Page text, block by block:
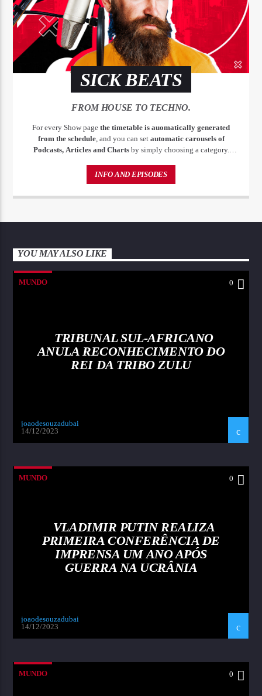
SICK BEATS
FROM HOUSE TO TECHNO.
For every Show page the timetable is auomatically generated
from the schedule, and you can set automatic carousels of
Podcasts, Articles and Chartsby simply choosing a category.
pellentesque varius mauris. Sed eu congue nulla, et tincidunt justo.
Aliquam semper faucibus odio id varius. Suspendisse varius laoreet
sodales.
INFO AND EPISODES
YOU MAY ALSO LIKE
MUNDO 0
TRIBUNAL SUL-AFRICANO
ANULA RECONHECIMENTO DO
REI DA TRIBO ZULU
joaodesouzadubai
14/12/2023
MUNDO 0
VLADIMIR PUTIN REALIZA
PRIMEIRA CONFERÊNCIA DE
IMPRENSA UM ANO APÓS
GUERRA NA UCRÂNIA
joaodesouzadubai
14/12/2023
MUNDO 0